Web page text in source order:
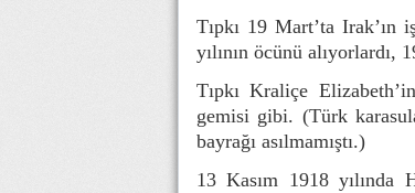
Tıpkı 19 Mart’ta Irak’ın
yılının öcünü alıyorlardı,
Tıpkı Kraliçe
gemisi gibi. (Türk
bayrağı asılmamıştı.)
13 Kasım 1918